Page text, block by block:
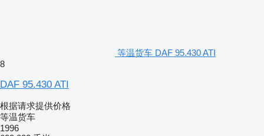
等温货车 DAF 95.430 ATI
8
DAF 95.430 ATI
根据请求提供价格
等温货车
1996